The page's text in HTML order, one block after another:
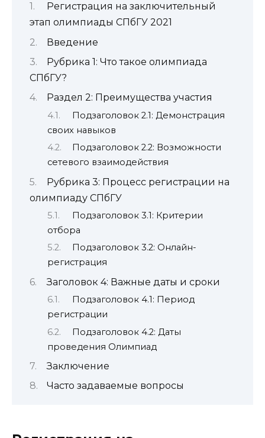
Регистрация на заключительный
этап олимпиады СПбГУ 2021
Введение
Рубрика 1: Что такое олимпиада
СПбГУ?
Раздел 2: Преимущества участия
Подзаголовок 2.1: Демонстрация
своих навыков
Подзаголовок 2.2: Возможности
сетевого взаимодействия
Рубрика 3: Процесс регистрации на
олимпиаду СПбГУ
Подзаголовок 3.1: Критерии
отбора
Подзаголовок 3.2: Онлайн-
регистрация
Заголовок 4: Важные даты и сроки
Подзаголовок 4.1: Период
регистрации
Подзаголовок 4.2: Даты
проведения Олимпиад
Заключение
Часто задаваемые вопросы